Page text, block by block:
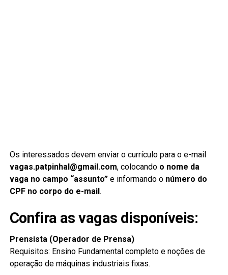
Os interessados devem enviar o currículo para o e-mail
vagas.patpinhal@gmail.com, colocando o nome da
vaga no campo “assunto”e informando o número do
CPF no corpo do e-mail.
Confira as vagas disponíveis:
Prensista (Operador de Prensa)
Requisitos: Ensino Fundamental completo e noções de
operação de máquinas industriais fixas.